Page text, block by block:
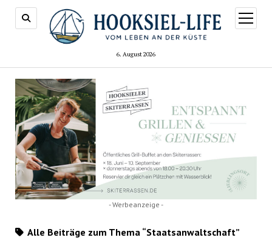
6. August 2026
Menü
öffnen
- Werbeanzeige -
Alle Beiträge zum Thema “Staatsanwaltschaft”